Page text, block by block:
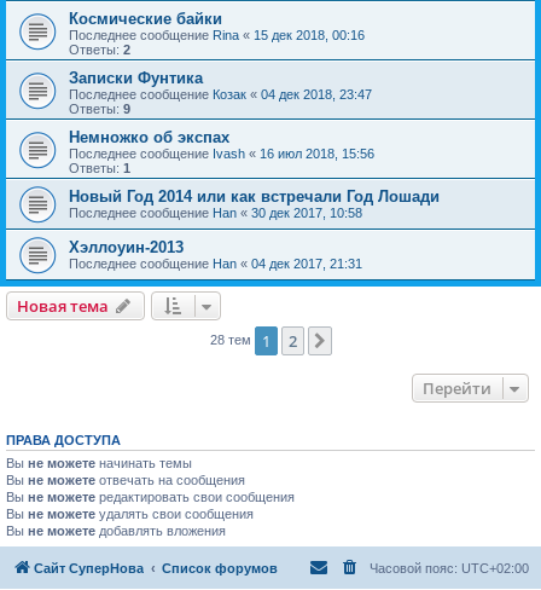
Космические байки
Последнее сообщение Rina « 15 дек 2018, 00:16
Ответы: 2
Записки Фунтика
Последнее сообщение Козак « 04 дек 2018, 23:47
Ответы: 9
Немножко об экспах
Последнее сообщение Ivash « 16 июл 2018, 15:56
Ответы: 1
Новый Год 2014 или как встречали Год Лошади
Последнее сообщение Han « 30 дек 2017, 10:58
Хэллоуин-2013
Последнее сообщение Han « 04 дек 2017, 21:31
Новая тема
28 тем 1 2
Перейти
ПРАВА ДОСТУПА
Вы не можете начинать темы
Вы не можете отвечать на сообщения
Вы не можете редактировать свои сообщения
Вы не можете удалять свои сообщения
Вы не можете добавлять вложения
Сайт СуперНова Список форумов Часовой пояс: UTC+02:00